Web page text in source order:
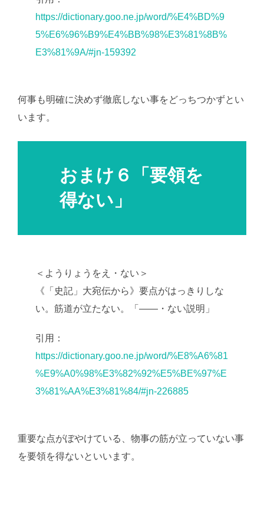
https://dictionary.goo.ne.jp/word/%E4%BD%9
5%E6%96%B9%E4%BB%98%E3%81%8B%
E3%81%9A/#jn-159392
何事も明確に決めず徹底しない事をどっちつかずとい
います。
おまけ６「要領を
得ない」
＜ようりょうをえ・ない＞
《「史記」大宛伝から》要点がはっきりしな
い。筋道が立たない。「――・ない説明」
引用：
https://dictionary.goo.ne.jp/word/%E8%A6%81
%E9%A0%98%E3%82%92%E5%BE%97%E
3%81%AA%E3%81%84/#jn-226885
重要な点がぼやけている、物事の筋が立っていない事
を要領を得ないといいます。